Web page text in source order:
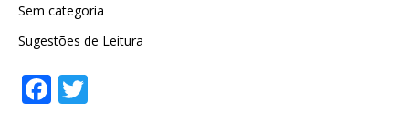
Sem categoria
Sugestões de Leitura
F